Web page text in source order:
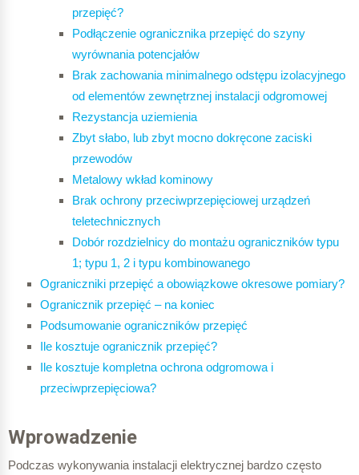
przepięć?
Podłączenie ogranicznika przepięć do szyny
wyrównania potencjałów
Brak zachowania minimalnego odstępu izolacyjnego
od elementów zewnętrznej instalacji odgromowej
Rezystancja uziemienia
Zbyt słabo, lub zbyt mocno dokręcone zaciski
przewodów
Metalowy wkład kominowy
Brak ochrony przeciwprzepięciowej urządzeń
teletechnicznych
Dobór rozdzielnicy do montażu ograniczników typu
1; typu 1, 2 i typu kombinowanego
Ograniczniki przepięć a obowiązkowe okresowe pomiary?
Ogranicznik przepięć – na koniec
Podsumowanie ograniczników przepięć
Ile kosztuje ogranicznik przepięć?
Ile kosztuje kompletna ochrona odgromowa i
przeciwprzepięciowa?
Wprowadzenie
Podczas wykonywania instalacji elektrycznej bardzo często